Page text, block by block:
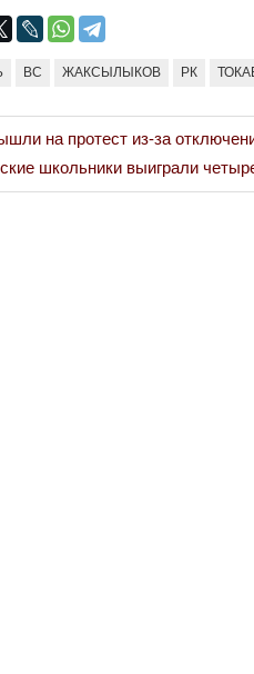
ВС ЖАКСЫЛЫКОВ РК
на протест из-за
школьники выиграли